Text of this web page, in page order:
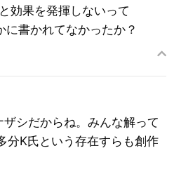
効果を発揮しないって
書かれてなかったか？
シだからね。みんな解って
分K氏という存在すらも創作